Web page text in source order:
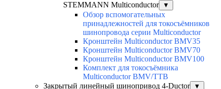
STEMMANN Multiconductor
▼
Обзор вспомогательных
принадлежностей для токосъёмников
шинопровода серии Multiconductor
Кронштейн Multiconductor BMV35
Кронштейн Multiconductor BMV70
Кронштейн Multiconductor BMV100
Комплект для токосъёмника
Multiconductor BMV/TTB
Закрытый линейный шинопривод 4-Ductor
▼